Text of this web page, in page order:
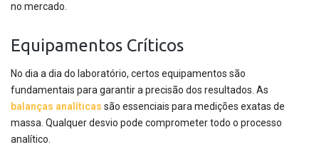
no mercado.
Equipamentos Críticos
No dia a dia do laboratório, certos equipamentos são
fundamentais para garantir a precisão dos resultados. As
balanças analíticas são essenciais para medições exatas de
massa. Qualquer desvio pode comprometer todo o processo
analítico.